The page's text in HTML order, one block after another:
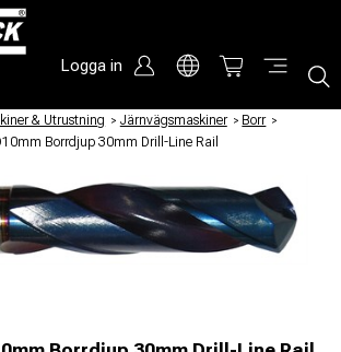
Logga in
& Utrustning / Järnvägsmaskiner / Borr /
Borrdjup 30mm Drill-Line Rail